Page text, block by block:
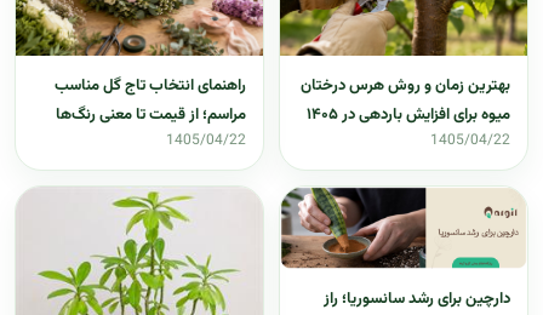
بهترین زمان و روش هرس درختان
میوه برای افزایش باردهی در ۱۴۰۵
1405/04/22
راهنمای انتخاب تاج گل مناسب
مراسم؛ از قیمت تا معنی رنگ‌ها
1405/04/22
دارچین برای رشد سانسوریا؛ راز